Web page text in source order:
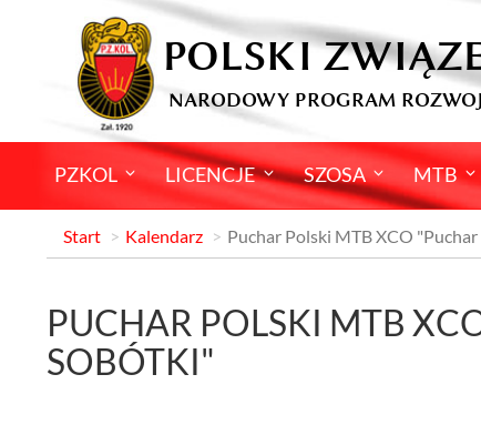
POLSKI
NARODOWY PROGRAM
PZKOL LICENCJE SZOSA MTB
Start Kalendarz Puchar Polski MTB XCO
PUCHAR POLSKI MTB
SOBÓTKI"